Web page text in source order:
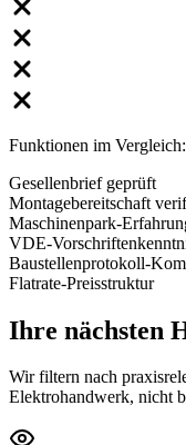
Funktionen im Vergleich:
Gesellenbrief geprüft
Montagebereitschaft
Maschinenpark-
VDE-
Baustellenprotokoll-
Flatrate-Preisstruktur
Ihre nächsten
Wir filtern nach
Elektrohandwerk, nicht